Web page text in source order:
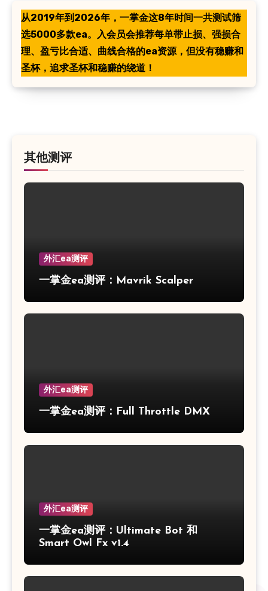
从2019年到2026年，一掌金这8年时间一共测试筛
选5000多款ea。入会员会推荐每单带止损、强损合
理、盈亏比合适、曲线合格的ea资源，但没有稳赚和
圣杯，追求圣杯和稳赚的绕道！
其他测评
外汇ea测评
一掌金ea测评：Mavrik Scalper
外汇ea测评
一掌金ea测评：Full Throttle DMX
外汇ea测评
一掌金ea测评：Ultimate Bot 和
Smart Owl Fx v1.4